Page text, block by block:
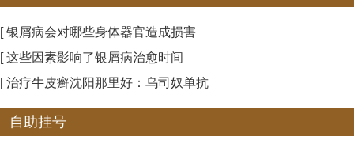
[ 银屑病会对哪些身体器官造成损害
[ 这些因素影响了银屑病治愈时间
[ 治疗牛皮癣沈阳那里好：乌司奴单抗
自助挂号